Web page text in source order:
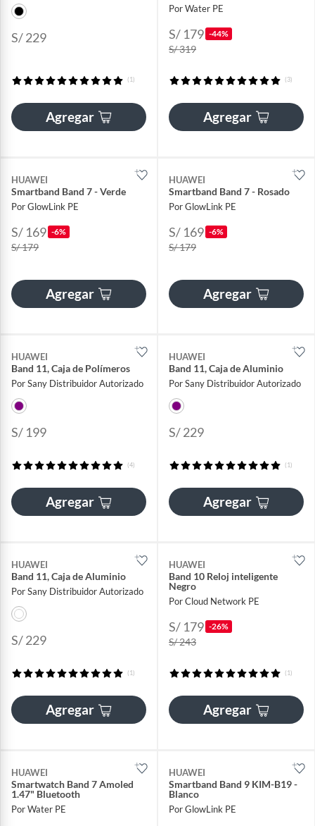
S/ 229
(1)
Agregar
Por Water PE
S/ 179 -44%
S/ 319
(3)
Agregar
HUAWEI
Smartband Band 7 - Verde
Por GlowLink PE
S/ 169 -6%
S/ 179
Agregar
HUAWEI
Smartband Band 7 - Rosado
Por GlowLink PE
S/ 169 -6%
S/ 179
Agregar
HUAWEI
Band 11, Caja de Polímeros
Por Sany Distribuidor Autorizado
S/ 199
(4)
Agregar
HUAWEI
Band 11, Caja de Aluminio
Por Sany Distribuidor Autorizado
S/ 229
(1)
Agregar
HUAWEI
Band 11, Caja de Aluminio
Por Sany Distribuidor Autorizado
S/ 229
(1)
Agregar
HUAWEI
Band 10 Reloj inteligente
Negro
Por Cloud Network PE
S/ 179 -26%
S/ 243
(1)
Agregar
HUAWEI
Smartwatch Band 7 Amoled
1.47" Bluetooth
Por Water PE
HUAWEI
Smartband Band 9 KIM-B19 -
Blanco
Por GlowLink PE